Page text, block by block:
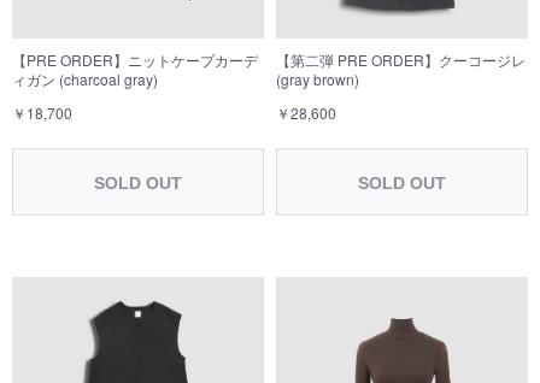
【PRE ORDER】ニットケープカーデ
ィガン (charcoal gray)
￥18,700
SOLD OUT
【第二弾 PRE ORDER】クーコージレ
(gray brown)
￥28,600
SOLD OUT